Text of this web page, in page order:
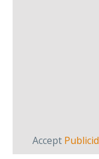
Accept